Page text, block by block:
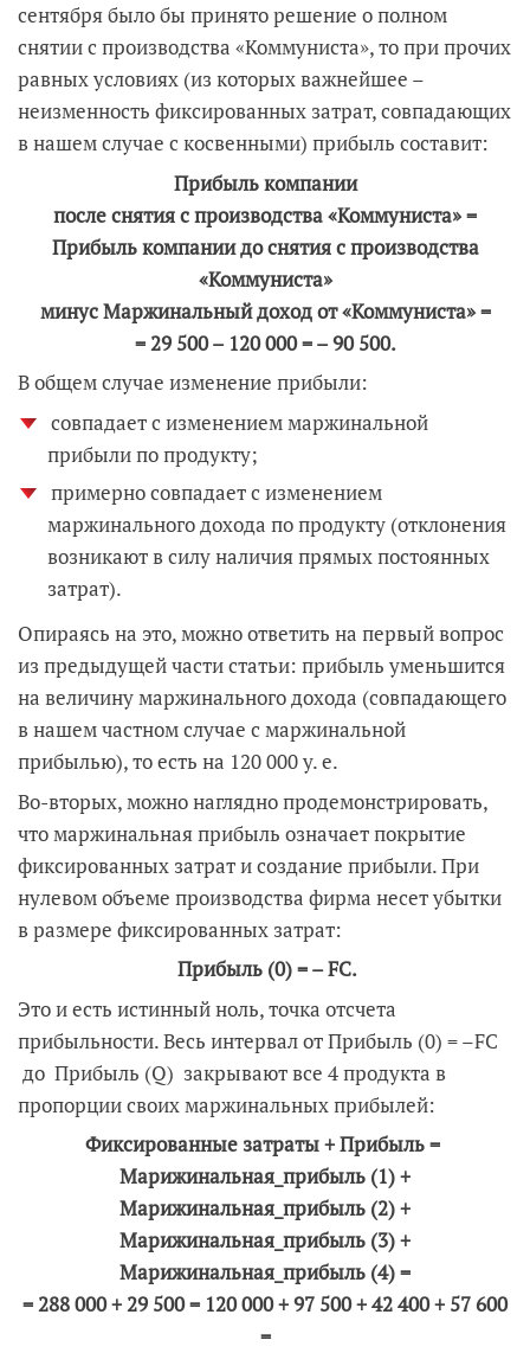
сентября было бы принято решение о полном
снятии с производства «Коммуниста», то при прочих
равных условиях (из которых важнейшее –
неизменность фиксированных затрат, совпадающих
в нашем случае с косвенными) прибыль составит:
Прибыль компании
после снятия с производства «Коммуниста» =
Прибыль компании до снятия с производства
«Коммуниста»
минус Маржинальный доход от «Коммуниста» =
= 29 500 – 120 000 =–90 500.
В общем случае изменение прибыли:
совпадает с изменением маржинальной
прибыли по продукту;
примерно совпадает с изменением
маржинального дохода по продукту (отклонения
возникают в силу наличия прямых постоянных
затрат).
Опираясь на это, можно ответить на первый вопрос
из предыдущей части статьи: прибыль уменьшится
на величину маржинального дохода (совпадающего
в нашем частном случае с маржинальной
прибылью), то есть на 120 000 у. е.
Во-вторых, можно наглядно продемонстрировать,
что маржинальная прибыль означает покрытие
фиксированных затрат и создание прибыли. При
нулевом объеме производства фирма несет убытки
в размере фиксированных затрат:
Прибыль (0) = – FC.
Это и есть истинный ноль, точка отсчета
прибыльности. Весь интервал от Прибыль (0) = –FC
до Прибыль (Q) закрывают все 4 продукта в
пропорции своих маржинальных прибылей:
Фиксированные затраты + Прибыль =
Марижинальная_прибыль (1) +
Марижинальная_прибыль (2) +
Марижинальная_прибыль (3) +
Марижинальная_прибыль (4) =
= 288 000 + 29 500 = 120 000 + 97 500 + 42 400 + 57 600
=